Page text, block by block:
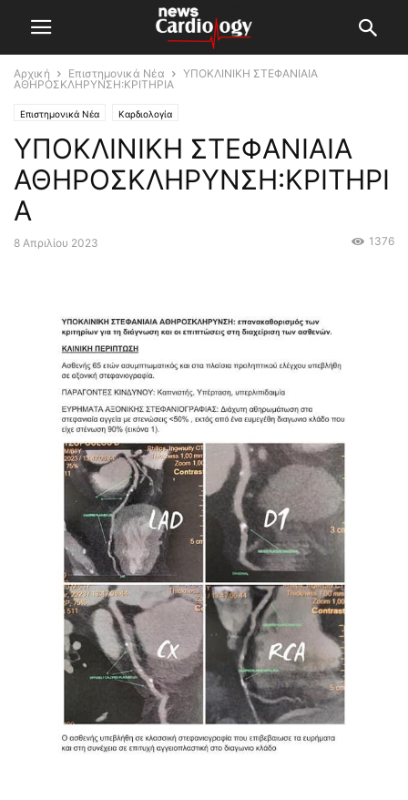
Αρχική Επιστημονικά Νέα
ΥΠΟΚΛΙΝΙΚΗ ΣΤΕΦΑΝΙΑΙΑ
ΑΘΗΡΟΣΚΛΗΡΥΝΣΗ:ΚΡΙΤΗΡΙΑ
Επιστημονικά Νέα Καρδιολογία
ΥΠΟΚΛΙΝΙΚΗ ΣΤΕΦΑΝΙΑΙΑ
ΑΘΗΡΟΣΚΛΗΡΥΝΣΗ:ΚΡΙΤΗΡΙ
Α
8 Απριλίου 2023 1376